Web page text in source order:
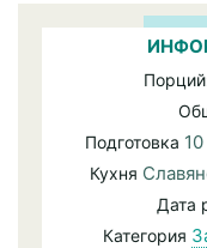
Подготовка
Кухня
Дата
Категория